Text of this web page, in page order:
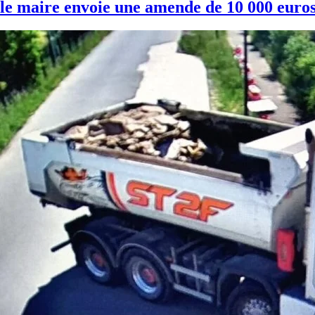
le maire envoie une amende de 10 000